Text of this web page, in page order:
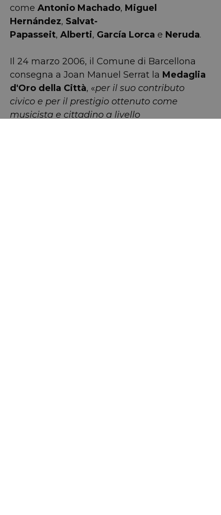
come Antonio Machado, Miguel
Hernández, Salvat-
Papasseit, Alberti, García Lorca e Neruda.
Il 24 marzo 2006, il Comune di Barcellona
consegna a Joan Manuel Serrat la Medaglia
d'Oro della Città, «per il suo contributo
civico e per il prestigio ottenuto come
musicista e cittadino a livello